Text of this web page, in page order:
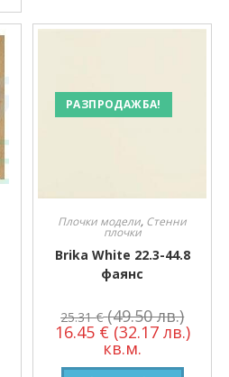
РАЗПРОДАЖБА!
Плочки модели, Стенни
плочки
Brika White 22.3-44.8
фаянс
25.31€ (49.50 лв.)
16.45 € (32.17 лв.)
кв.м.